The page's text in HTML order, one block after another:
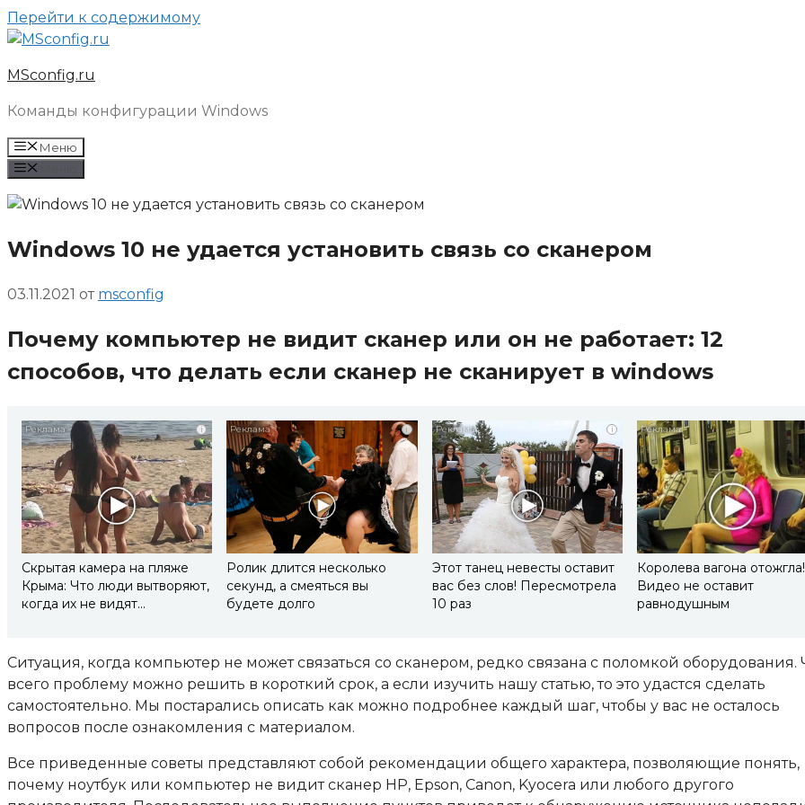
Перейти к содержимому
MSconfig.ru
Команды конфигурации Windows
Меню
Windows 10 не удается установить связь со сканером
03.11.2021 от msconfig
Почему компьютер не видит сканер или он не работает: 12
способов, что делать если сканер не сканирует в windows
i
Скрытая камера на пляже
Крыма: Что люди вытворяют,
когда их не видят...
i
Ролик длится несколько
секунд, а смеяться вы
будете долго
i
Этот танец невесты оставит
вас без слов! Пересмотрела
10 раз
Королева вагона отожгла!
Видео не оставит
равнодушным
Ситуация, когда компьютер не может связаться со сканером, редко связана с поломкой оборудования.
всего проблему можно решить в короткий срок, а если изучить нашу статью, то это удастся сделать
самостоятельно. Мы постарались описать как можно подробнее каждый шаг, чтобы у вас не осталось
вопросов после ознакомления с материалом.
Все приведенные советы представляют собой рекомендации общего характера, позволяющие понять,
почему ноутбук или компьютер не видит сканер HP, Epson, Canon, Kyocera или любого другого